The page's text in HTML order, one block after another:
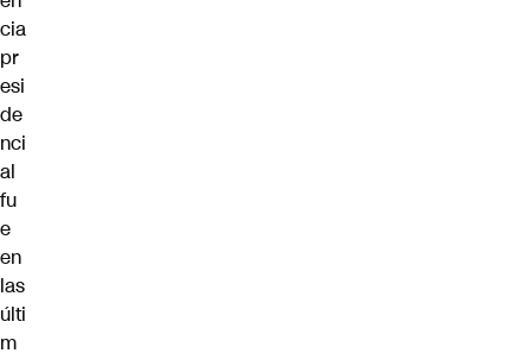
cia
pr
esi
de
nci
al
fu
e
en
las
últi
m